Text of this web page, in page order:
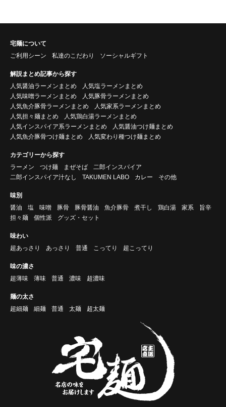
宅麺について
ご利用シーン
私達のこだわり ソーシャルギフト
解説まとめ記事から探す
人気醤油ラーメンまとめ
人気塩ラーメンまとめ
人気味噌ラーメンまとめ
人気豚骨ラーメンまとめ
人気魚介豚骨ラーメンまとめ
人気家系ラーメンまとめ
人気担々麺まとめ
人気鶏白湯ラーメンまとめ
人気インスパイア系ラーメンまとめ
人気醤油つけ麺まとめ
人気魚介豚骨つけ麺まとめ
人気変わり種つけ麺まとめ
カテゴリーから探す
ラーメン
つけ麺 まぜそば
二郎インスパイア
二郎インスパイア汁なし
TAKUMEN LABO カレー その他
味別
醤油
塩 味噌 豚骨 豚骨醤油 魚介豚骨 煮干し 鶏白湯 家系
旨辛
担々麺
個性派 グッズ・セット
味わい
超あっさり
あっさり 普通 こってり 超こってり
味の濃さ
超薄味
薄味 普通 濃味 超濃味
麺の太さ
超細麺
細麺 普通 太麺 超太麺